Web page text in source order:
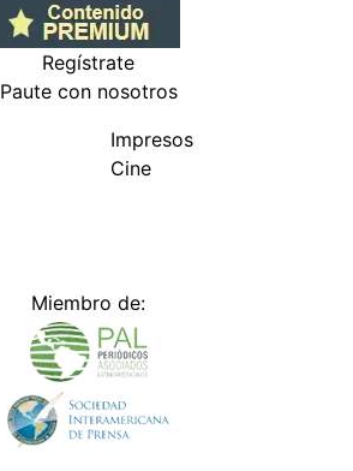
Regístrate
Paute con nosotros
Impresos
Cine
Miembro de: